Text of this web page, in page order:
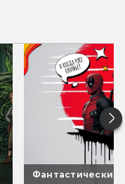
Фантастические